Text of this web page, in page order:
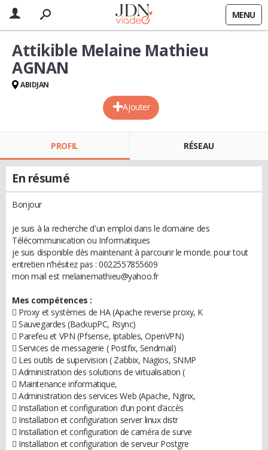
MENU
Ajouter
Attikible Melaine Mathieu
AGNAN
ABIDJAN
PROFIL RÉSEAU
En résumé
Bonjour
je suis à la recherche d'un emploi dans le domaine des
Télécommunication ou Informatiques
je suis disponible dès maintenant à parcourir le monde. pour tout
entretien n’hésitez pas : 0022557855609
mon mail est melainemathieu@yahoo.fr
Mes compétences :
 Proxy et systèmes de HA (Apache reverse proxy, K
 Sauvegardes (BackupPC, Rsync)
 Parefeu et VPN (Pfsense, iptables, OpenVPN)
 Services de messagerie ( Postfix, Sendmail)
 Les outils de supervision ( Zabbix, Nagios, SNMP
 Administration des solutions de virtualisation (
 Maintenance informatique,
 Administration des services Web (Apache, Nginx,
 Installation et configuration d’un point d’accès
 Installation et configuration server linux distr
 Installation et configuration de caméra de surve
 Installation et configuration de serveur Postgre